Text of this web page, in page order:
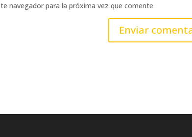
navegador para la próxima vez que comente.